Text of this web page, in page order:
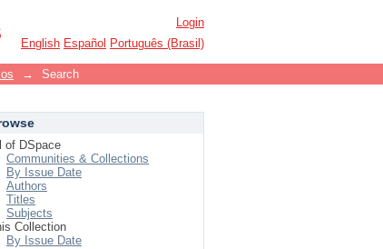
Login
English Español Português (Brasil)
→ Search
of DSpace
Communities & Collections
By Issue Date
Authors
Titles
Subjects
Collection
By Issue Date